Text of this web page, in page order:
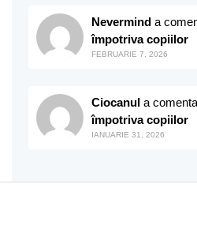
Nevermind a
împotriva copiilor
FEBRUARIE 7, 2026
Ciocanul a
împotriva copiilor
IANUARIE 31, 2026